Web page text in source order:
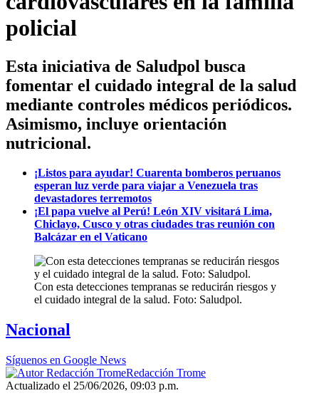
policial
Esta iniciativa de Saludpol busca
fomentar el cuidado integral de la salud
mediante controles médicos periódicos.
Asimismo, incluye orientación
nutricional.
¡Listos para ayudar! Cuarenta bomberos peruanos
esperan luz verde para viajar a Venezuela tras
devastadores terremotos
¡El papa vuelve al Perú! León XIV visitará Lima,
Chiclayo, Cusco y otras ciudades tras reunión con
Balcázar en el Vaticano
Con esta detecciones tempranas se reducirán riesgos y
el cuidado integral de la salud. Foto: Saludpol.
Nacional
Síguenos en Google News
Redacción Trome
Actualizado el 25/06/2026, 09:03 p.m.